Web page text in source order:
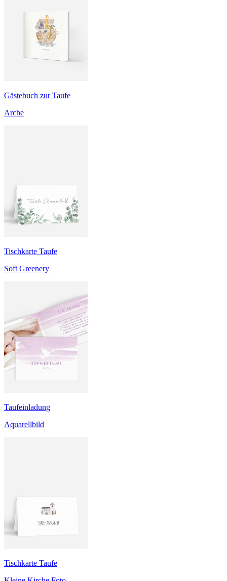
Gästebuch zur Taufe
Arche
Tischkarte Taufe
Soft Greenery
Taufeinladung
Aquarellbild
Tischkarte Taufe